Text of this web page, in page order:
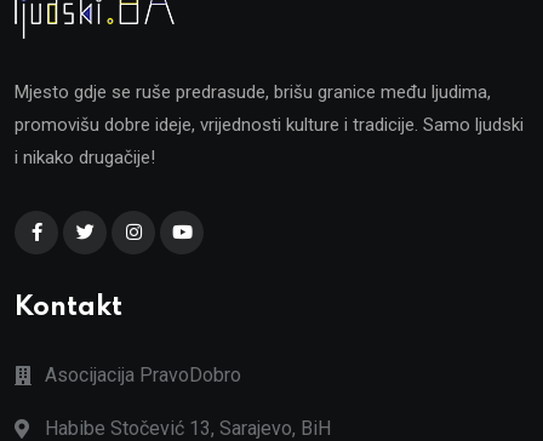
Mjesto gdje se ruše predrasude, brišu granice među ljudima,
promovišu dobre ideje, vrijednosti kulture i tradicije. Samo ljudski
i nikako drugačije!
Kontakt
Asocijacija PravoDobro
Habibe Stočević 13, Sarajevo, BiH